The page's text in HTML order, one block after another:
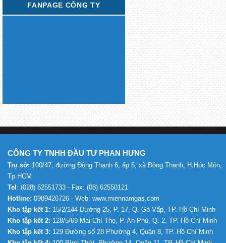
FANPAGE CÔNG TY
CÔNG TY TNHH ĐẦU TƯ PHAN HƯNG
Trụ sở: 100/47, đường Đông Thạnh 6, ấp 5, xã Đông Thạnh, H.Hóc Môn,
Tp.HCM
Tel: (028) 62551733 - Fax: (08) 62550121
Hotline: 0989426726 - Web: www.miennamgas.com
Kho tập kết 1: 15/2/144 Đường 25, P. 17, Q. Gò Vấp, TP. Hồ Chí Minh
Kho tập kết 2: 128/5/69 Mai Chí Thọ, P. An Phú, Q. 2, TP. Hồ Chí Minh
Kho tập kết 3: 129 Đường số 28 Phường 4, Quận 8, TP. Hồ Chí Minh